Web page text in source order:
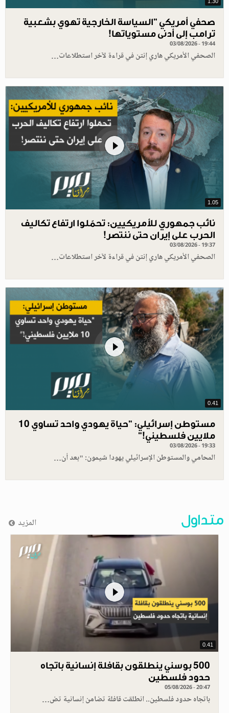
صحفي أمريكي "السياسة الخارجية تهوي بشعبية
ترامب إلى أدنى مستوياتها!
03/08/2026 - 19:44
الصحفي الأمريكي هاري إنتن في قراءة لآخر استطلاعات…
1.05
نائب جمهوري للأمريكيين: تحمّلوا ارتفاع تكاليف
الحرب على إيران حتى ننتصر!
03/08/2026 - 19:37
الصحفي الأمريكي هاري إنتن في قراءة لآخر استطلاعات…
0.41
مستوطن إسرائيلي: "حياة يهودي واحد تساوي 10
ملايين فلسطيني!”
03/08/2026 - 19:33
المحامي والمستوطن الإسرائيلي يهودا شيمون: "بعد أن…
متداول المزيد
0.41
500 بوسني ينطلقون بقافلة إنسانية باتجاه
حدود فلسطين
05/08/2026 - 20:47
باتجاه حدود فلسطين.. انطلقت قافلة تضامن إنسانية تض…